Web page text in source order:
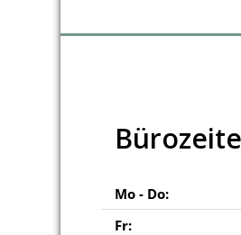
Mo - Do:
Fr: